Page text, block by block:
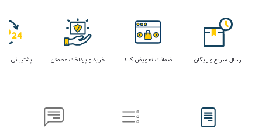
ارسال سریع و رایگان ضمانت تعویض کالا خرید و پرداخت مطمئن پشتیبانی